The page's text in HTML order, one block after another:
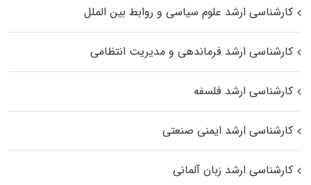
کارشناسی ارشد علوم سیاسی و روابط بین الملل
کارشناسی ارشد فرماندهی و مدیریت انتظامی
کارشناسی ارشد فلسفه
کارشناسی ارشد ایمنی صنعتی
کارشناسی ارشد زبان آلمانی